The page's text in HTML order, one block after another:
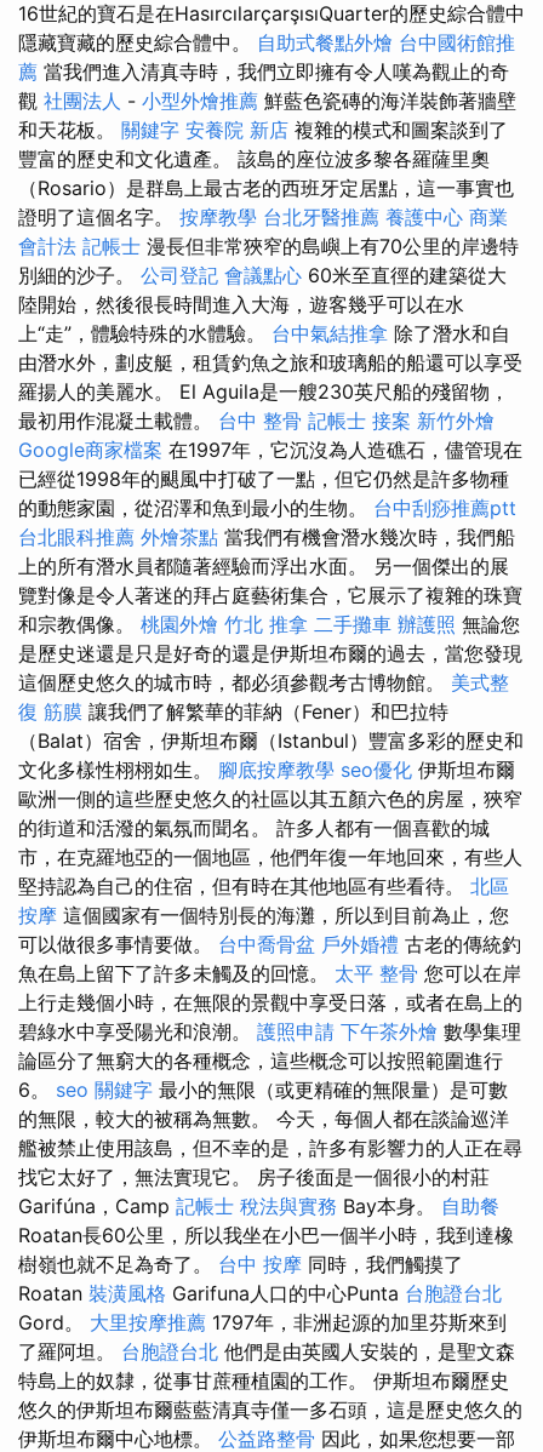
16世紀的寶石是在HasırcılarçarşısıQuarter的歷史綜合體中
隱藏寶藏的歷史綜合體中。 自助式餐點外燴 台中國術館推
薦 當我們進入清真寺時，我們立即擁有令人嘆為觀止的奇
觀 社團法人 - 小型外燴推薦 鮮藍色瓷磚的海洋裝飾著牆壁
和天花板。 關鍵字 安養院 新店 複雜的模式和圖案談到了
豐富的歷史和文化遺產。 該島的座位波多黎各羅薩里奧
（Rosario）是群島上最古老的西班牙定居點，這一事實也
證明了這個名字。 按摩教學 台北牙醫推薦 養護中心 商業
會計法 記帳士 漫長但非常狹窄的島嶼上有70公里的岸邊特
別細的沙子。 公司登記 會議點心 60米至直徑的建築從大
陸開始，然後很長時間進入大海，遊客幾乎可以在水
上“走”，體驗特殊的水體驗。 台中氣結推拿 除了潛水和自
由潛水外，劃皮艇，租賃釣魚之旅和玻璃船的船還可以享受
羅揚人的美麗水。 El Aguila是一艘230英尺船的殘留物，
最初用作混凝土載體。 台中 整骨 記帳士 接案 新竹外燴
Google商家檔案 在1997年，它沉沒為人造礁石，儘管現在
已經從1998年的颶風中打破了一點，但它仍然是許多物種
的動態家園，從沼澤和魚到最小的生物。 台中刮痧推薦ptt
台北眼科推薦 外燴茶點 當我們有機會潛水幾次時，我們船
上的所有潛水員都隨著經驗而浮出水面。 另一個傑出的展
覽對像是令人著迷的拜占庭藝術集合，它展示了複雜的珠寶
和宗教偶像。 桃園外燴 竹北 推拿 二手攤車 辦護照 無論您
是歷史迷還是只是好奇的還是伊斯坦布爾的過去，當您發現
這個歷史悠久的城市時，都必須參觀考古博物館。 美式整
復 筋膜 讓我們了解繁華的菲納（Fener）和巴拉特
（Balat）宿舍，伊斯坦布爾（Istanbul）豐富多彩的歷史和
文化多樣性栩栩如生。 腳底按摩教學 seo優化 伊斯坦布爾
歐洲一側的這些歷史悠久的社區以其五顏六色的房屋，狹窄
的街道和活潑的氣氛而聞名。 許多人都有一個喜歡的城
市，在克羅地亞的一個地區，他們年復一年地回來，有些人
堅持認為自己的住宿，但有時在其他地區有些看待。 北區
按摩 這個國家有一個特別長的海灘，所以到目前為止，您
可以做很多事情要做。 台中喬骨盆 戶外婚禮 古老的傳統釣
魚在島上留下了許多未觸及的回憶。 太平 整骨 您可以在岸
上行走幾個小時，在無限的景觀中享受日落，或者在島上的
碧綠水中享受陽光和浪潮。 護照申請 下午茶外燴 數學集理
論區分了無窮大的各種概念，這些概念可以按照範圍進行
6。 seo 關鍵字 最小的無限（或更精確的無限量）是可數
的無限，較大的被稱為無數。 今天，每個人都在談論巡洋
艦被禁止使用該島，但不幸的是，許多有影響力的人正在尋
找它太好了，無法實現它。 房子後面是一個很小的村莊
Garifúna，Camp 記帳士 稅法與實務 Bay本身。 自助餐
Roatan長60公里，所以我坐在小巴一個半小時，我到達橡
樹嶺也就不足為奇了。 台中 按摩 同時，我們觸摸了
Roatan 裝潢風格 Garifuna人口的中心Punta 台胞證台北
Gord。 大里按摩推薦 1797年，非洲起源的加里芬斯來到
了羅阿坦。 台胞證台北 他們是由英國人安裝的，是聖文森
特島上的奴隸，從事甘蔗種植園的工作。 伊斯坦布爾歷史
悠久的伊斯坦布爾藍藍清真寺僅一多石頭，這是歷史悠久的
伊斯坦布爾中心地標。 公益路整骨 因此，如果您想要一部